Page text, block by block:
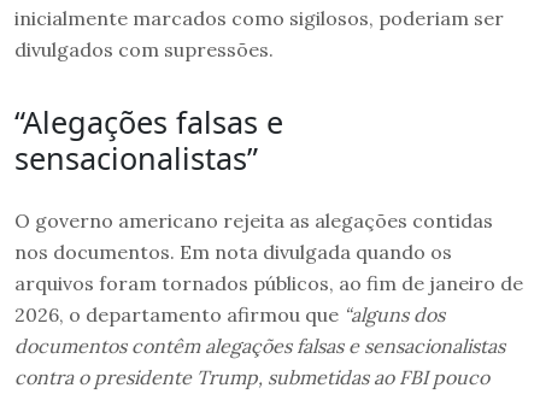
inicialmente marcados como sigilosos, poderiam ser
divulgados com supressões.
“Alegações falsas e
sensacionalistas”
O governo americano rejeita as alegações contidas
nos documentos. Em nota divulgada quando os
arquivos foram tornados públicos, ao fim de janeiro de
2026, o departamento afirmou que “alguns dos
documentos contêm alegações falsas e sensacionalistas
contra o presidente Trump, submetidas ao FBI pouco